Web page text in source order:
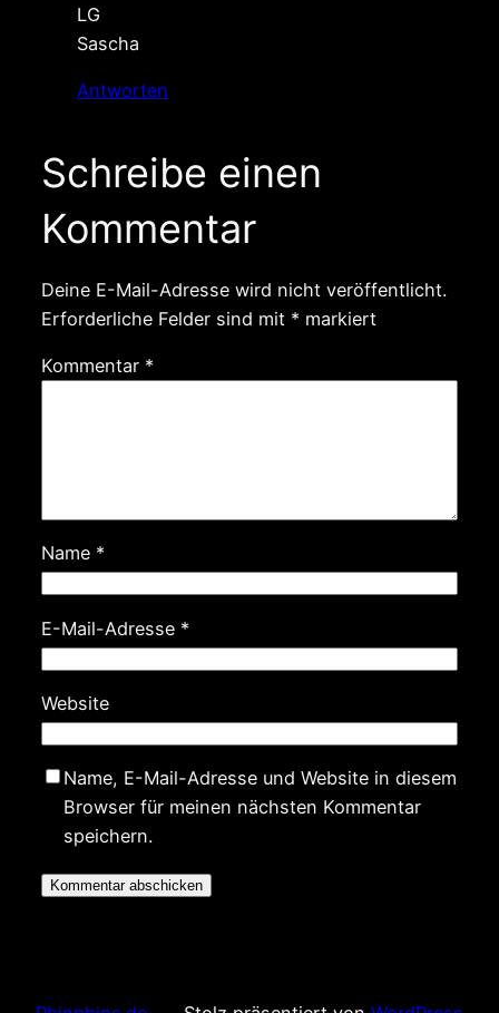
LG
Sascha
Antworten
Schreibe einen
Kommentar
Deine E-Mail-Adresse wird nicht veröffentlicht.
Erforderliche Felder sind mit * markiert
Kommentar *
Name *
E-Mail-Adresse *
Website
Name, E-Mail-Adresse und Website in diesem
Browser für meinen nächsten Kommentar
speichern.